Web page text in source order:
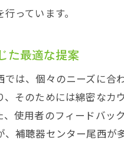
補聴
っています。
た最適な提案
では、個々のニーズに合
、そのためには綿密な
、使用者のフィードバッ
、補聴器センター尾西